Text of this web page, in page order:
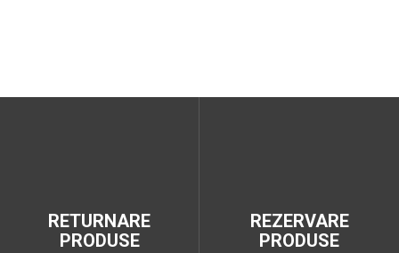
RETURNARE
PRODUSE
REZERVARE
PRODUSE